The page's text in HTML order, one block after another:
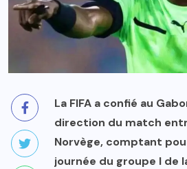
La FIFA a confié au
direction du match
Norvège, comptant
journée du groupe I de